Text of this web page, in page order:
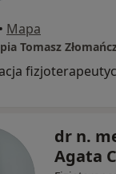
• Mapa
Tomasz
dr n.
Agata